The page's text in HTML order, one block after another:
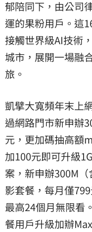
郁陪同下，由公司
運的果粉用戶。這
接觸世界級AI技術
城市，展開一場融
旅。
凱擘大寬頻年末上
過網路門市新申辦
元，更加碼抽高額
加100元即可升級
案，新申辦300M
影套餐，每月僅
最高24個月無限看
餐用戶升級加辦